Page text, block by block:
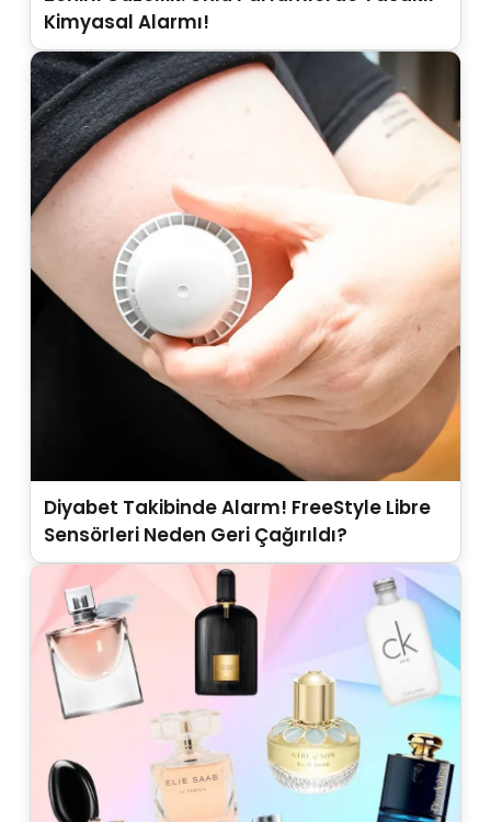
Kimyasal Alarmı!
Diyabet Takibinde Alarm! FreeStyle Libre
Sensörleri Neden Geri Çağırıldı?